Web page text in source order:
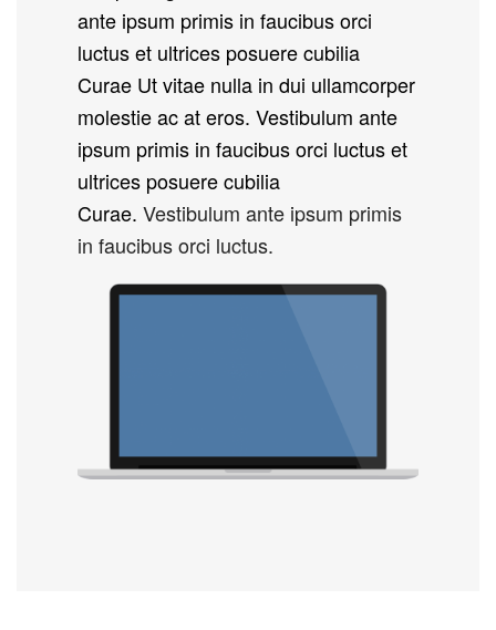
ante ipsum primis in faucibus orci
luctus et ultrices posuere cubilia
Curae Ut vitae nulla in dui ullamcorper
molestie ac at eros. Vestibulum ante
ipsum primis in faucibus orci luctus et
ultrices posuere cubilia
Curae. Vestibulum ante ipsum primis
in faucibus orci luctus.